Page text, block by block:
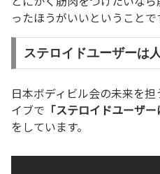
ったほうがいいということで
ステロイドユーザーは
日本ボディビル会の未来を
イブで 「ステロイドユーザ
をしています。